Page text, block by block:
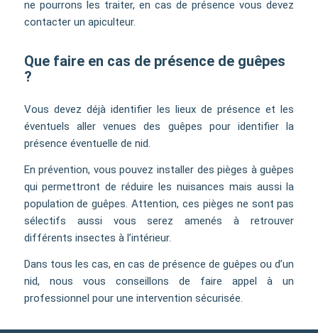
ne pourrons les traiter, en cas de présence vous devez
contacter un apiculteur.
Que faire en cas de présence de guêpes
?
Vous devez déjà identifier les lieux de présence et les
éventuels aller venues des guêpes pour identifier la
présence éventuelle de nid.
En prévention, vous pouvez installer des pièges à guêpes
qui permettront de réduire les nuisances mais aussi la
population de guêpes. Attention, ces pièges ne sont pas
sélectifs aussi vous serez amenés à retrouver
différents insectes à l’intérieur.
Dans tous les cas, en cas de présence de guêpes ou d’un
nid, nous vous conseillons de faire appel à un
professionnel pour une intervention sécurisée.